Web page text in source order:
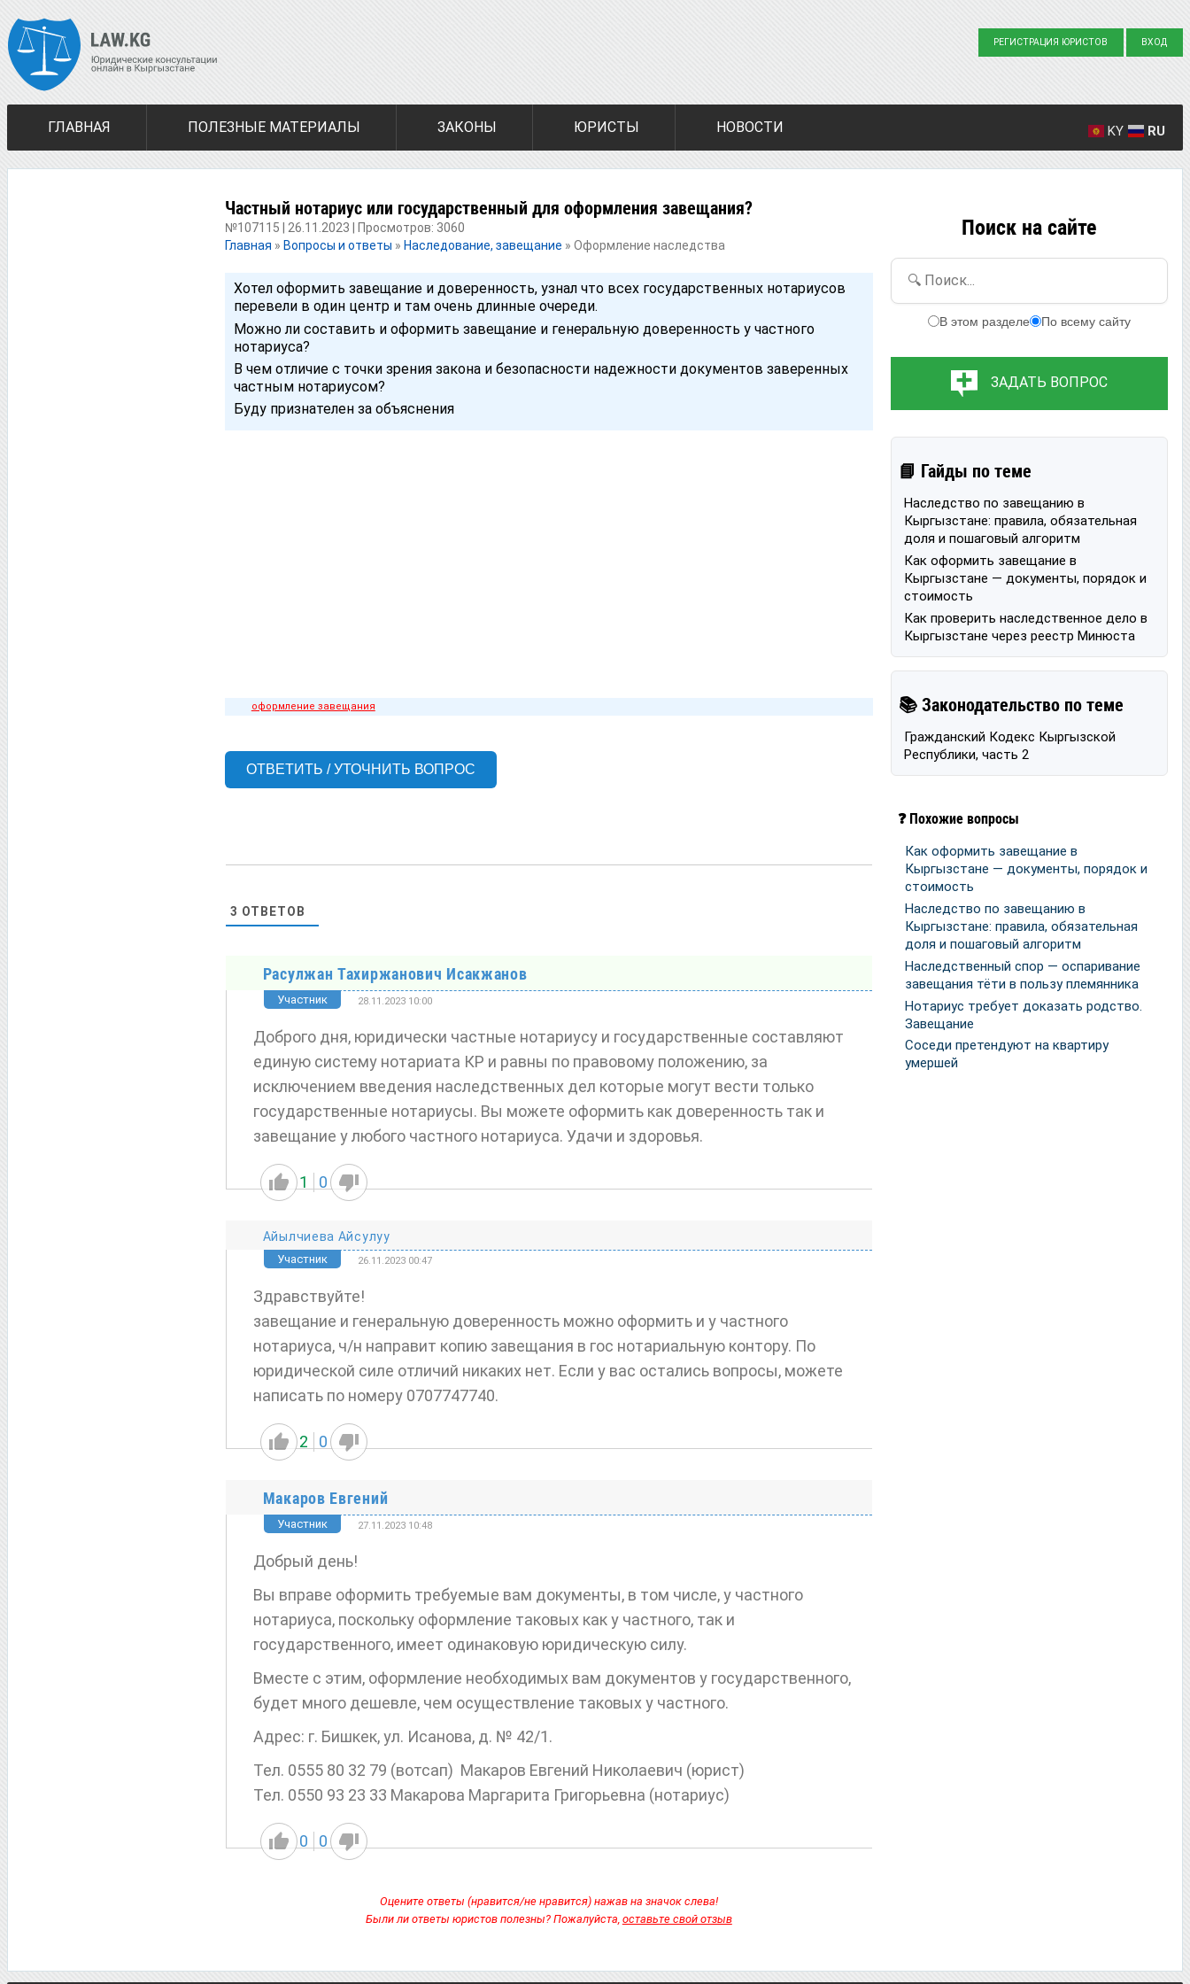
РЕГИСТРАЦИЯ ЮРИСТОВ ВХОД
ГЛАВНАЯ ПОЛЕЗНЫЕ МАТЕРИАЛЫ ЗАКОНЫ ЮРИСТЫ НОВОСТИ KY RU
Частный нотариус или государственный для оформления завещания?
№107115 | 26.11.2023 | Просмотров: 3060
Главная » Вопросы и ответы » Наследование, завещание » Оформление наследства
Хотел оформить завещание и доверенность, узнал что всех государственных нотариусов
перевели в один центр и там очень длинные очереди.
Можно ли составить и оформить завещание и генеральную доверенность у частного
нотариуса?
В чем отличие с точки зрения закона и безопасности надежности документов заверенных
частным нотариусом?
Буду признателен за объяснения
оформление завещания
ОТВЕТИТЬ / УТОЧНИТЬ ВОПРОС
3 ОТВЕТОВ
Расулжан Тахиржанович Исакжанов
Участник 28.11.2023 10:00
Доброго дня, юридически частные нотариусу и государственные составляют
единую систему нотариата КР и равны по правовому положению, за
исключением введения наследственных дел которые могут вести только
государственные нотариусы. Вы можете оформить как доверенность так и
завещание у любого частного нотариуса. Удачи и здоровья.
1 0
Айылчиева Айсулуу
Участник 26.11.2023 00:47
Здравствуйте!
завещание и генеральную доверенность можно оформить и у частного
нотариуса, ч/н направит копию завещания в гос нотариальную контору. По
юридической силе отличий никаких нет. Если у вас остались вопросы, можете
написать по номеру 0707747740.
2 0
Макаров Евгений
Участник 27.11.2023 10:48
Добрый день!
Вы вправе оформить требуемые вам документы, в том числе, у частного
нотариуса, поскольку оформление таковых как у частного, так и
государственного, имеет одинаковую юридическую силу.
Вместе с этим, оформление необходимых вам документов у государственного,
будет много дешевле, чем осуществление таковых у частного.
Адрес: г. Бишкек, ул. Исанова, д. № 42/1.
Тел. 0555 80 32 79 (вотсап) Макаров Евгений Николаевич (юрист)
Тел. 0550 93 23 33 Макарова Маргарита Григорьевна (нотариус)
0 0
Оцените ответы (нравится/не нравится) нажав на значок слева!
Были ли ответы юристов полезны? Пожалуйста, оставьте свой отзыв
Поиск на сайте
🔍 Поиск...
В этом разделе По всему сайту
ЗАДАТЬ ВОПРОС
📘 Гайды по теме
Наследство по завещанию в
Кыргызстане: правила, обязательная
доля и пошаговый алгоритм
Как оформить завещание в
Кыргызстане — документы, порядок и
стоимость
Как проверить наследственное дело в
Кыргызстане через реестр Минюста
📚 Законодательство по теме
Гражданский Кодекс Кыргызской
Республики, часть 2
❓ Похожие вопросы
Как оформить завещание в
Кыргызстане — документы, порядок и
стоимость
Наследство по завещанию в
Кыргызстане: правила, обязательная
доля и пошаговый алгоритм
Наследственный спор — оспаривание
завещания тёти в пользу племянника
Нотариус требует доказать родство.
Завещание
Соседи претендуют на квартиру
умершей